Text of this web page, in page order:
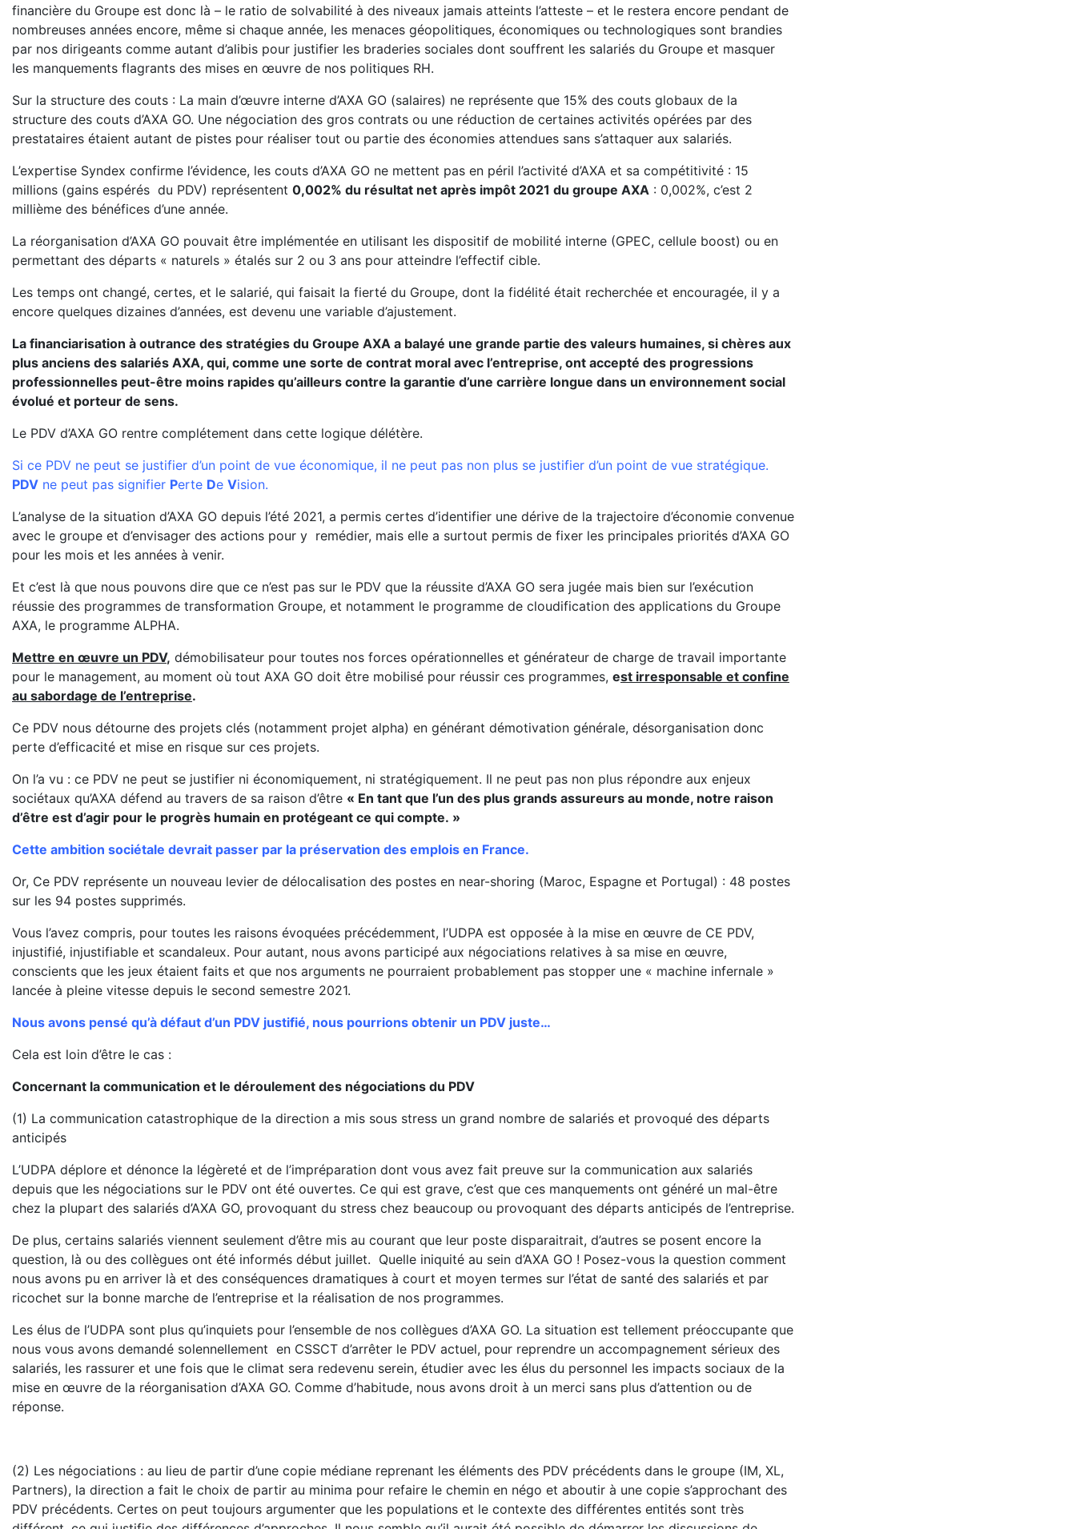
financière du Groupe est donc là – le ratio de solvabilité à des niveaux jamais atteints l’atteste – et le restera encore pendant de
nombreuses années encore, même si chaque année, les menaces géopolitiques, économiques ou technologiques sont brandies
par nos dirigeants comme autant d’alibis pour justifier les braderies sociales dont souffrent les salariés du Groupe et masquer
les manquements flagrants des mises en œuvre de nos politiques RH.
Sur la structure des couts : La main d’œuvre interne d’AXA GO (salaires) ne représente que 15% des couts globaux de la
structure des couts d’AXA GO. Une négociation des gros contrats ou une réduction de certaines activités opérées par des
prestataires étaient autant de pistes pour réaliser tout ou partie des économies attendues sans s’attaquer aux salariés.
L’expertise Syndex confirme l’évidence, les couts d’AXA GO ne mettent pas en péril l’activité d’AXA et sa compétitivité : 15
millions (gains espérés du PDV) représentent 0,002% du résultat net après impôt 2021 du groupe AXA : 0,002%, c’est 2
millième des bénéfices d’une année.
La réorganisation d’AXA GO pouvait être implémentée en utilisant les dispositif de mobilité interne (GPEC, cellule boost) ou en
permettant des départs « naturels » étalés sur 2 ou 3 ans pour atteindre l’effectif cible.
Les temps ont changé, certes, et le salarié, qui faisait la fierté du Groupe, dont la fidélité était recherchée et encouragée, il y a
encore quelques dizaines d’années, est devenu une variable d’ajustement.
La financiarisation à outrance des stratégies du Groupe AXA a balayé une grande partie des valeurs humaines, si chères aux
plus anciens des salariés AXA, qui, comme une sorte de contrat moral avec l’entreprise, ont accepté des progressions
professionnelles peut-être moins rapides qu’ailleurs contre la garantie d’une carrière longue dans un environnement social
évolué et porteur de sens.
Le PDV d’AXA GO rentre complétement dans cette logique délétère.
Si ce PDV ne peut se justifier d’un point de vue économique, il ne peut pas non plus se justifier d’un point de vue stratégique.
PDV ne peut pas signifier Perte De Vision.
L’analyse de la situation d’AXA GO depuis l’été 2021, a permis certes d’identifier une dérive de la trajectoire d’économie convenue
avec le groupe et d’envisager des actions pour y remédier, mais elle a surtout permis de fixer les principales priorités d’AXA GO
pour les mois et les années à venir.
Et c’est là que nous pouvons dire que ce n’est pas sur le PDV que la réussite d’AXA GO sera jugée mais bien sur l’exécution
réussie des programmes de transformation Groupe, et notamment le programme de cloudification des applications du Groupe
AXA, le programme ALPHA.
Mettre en œuvre un PDV, démobilisateur pour toutes nos forces opérationnelles et générateur de charge de travail importante
pour le management, au moment où tout AXA GO doit être mobilisé pour réussir ces programmes, est irresponsable et confine
au sabordage de l’entreprise.
Ce PDV nous détourne des projets clés (notamment projet alpha) en générant démotivation générale, désorganisation donc
perte d’efficacité et mise en risque sur ces projets.
On l’a vu : ce PDV ne peut se justifier ni économiquement, ni stratégiquement. Il ne peut pas non plus répondre aux enjeux
sociétaux qu’AXA défend au travers de sa raison d’être « En tant que l’un des plus grands assureurs au monde, notre raison
d’être est d’agir pour le progrès humain en protégeant ce qui compte. »
Cette ambition sociétale devrait passer par la préservation des emplois en France.
Or, Ce PDV représente un nouveau levier de délocalisation des postes en near-shoring (Maroc, Espagne et Portugal) : 48 postes
sur les 94 postes supprimés.
Vous l’avez compris, pour toutes les raisons évoquées précédemment, l’UDPA est opposée à la mise en œuvre de CE PDV,
injustifié, injustifiable et scandaleux. Pour autant, nous avons participé aux négociations relatives à sa mise en œuvre,
conscients que les jeux étaient faits et que nos arguments ne pourraient probablement pas stopper une « machine infernale »
lancée à pleine vitesse depuis le second semestre 2021.
Nous avons pensé qu’à défaut d’un PDV justifié, nous pourrions obtenir un PDV juste…
Cela est loin d’être le cas :
Concernant la communication et le déroulement des négociations du PDV
(1) La communication catastrophique de la direction a mis sous stress un grand nombre de salariés et provoqué des départs
anticipés
L’UDPA déplore et dénonce la légèreté et de l’impréparation dont vous avez fait preuve sur la communication aux salariés
depuis que les négociations sur le PDV ont été ouvertes. Ce qui est grave, c’est que ces manquements ont généré un mal-être
chez la plupart des salariés d’AXA GO, provoquant du stress chez beaucoup ou provoquant des départs anticipés de l’entreprise.
De plus, certains salariés viennent seulement d’être mis au courant que leur poste disparaitrait, d’autres se posent encore la
question, là ou des collègues ont été informés début juillet. Quelle iniquité au sein d’AXA GO ! Posez-vous la question comment
nous avons pu en arriver là et des conséquences dramatiques à court et moyen termes sur l’état de santé des salariés et par
ricochet sur la bonne marche de l’entreprise et la réalisation de nos programmes.
Les élus de l’UDPA sont plus qu’inquiets pour l’ensemble de nos collègues d’AXA GO. La situation est tellement préoccupante que
nous vous avons demandé solennellement en CSSCT d’arrêter le PDV actuel, pour reprendre un accompagnement sérieux des
salariés, les rassurer et une fois que le climat sera redevenu serein, étudier avec les élus du personnel les impacts sociaux de la
mise en œuvre de la réorganisation d’AXA GO. Comme d’habitude, nous avons droit à un merci sans plus d’attention ou de
réponse.
(2) Les négociations : au lieu de partir d’une copie médiane reprenant les éléments des PDV précédents dans le groupe (IM, XL,
Partners), la direction a fait le choix de partir au minima pour refaire le chemin en négo et aboutir à une copie s’approchant des
PDV précédents. Certes on peut toujours argumenter que les populations et le contexte des différentes entités sont très